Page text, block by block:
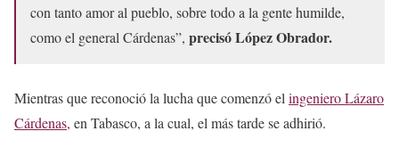
con tanto amor al pueblo, sobre todo a la gente humilde,
como el general Cárdenas”, precisó López Obrador.
Mientras que reconoció la lucha que comenzó el ingeniero Lázaro
Cárdenas, en Tabasco, a la cual, el más tarde se adhirió.